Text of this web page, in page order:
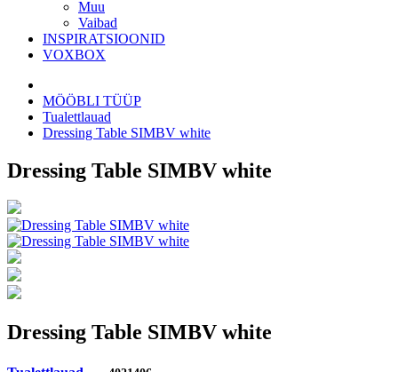
Muu
Vaibad
INSPIRATSIOONID
VOXBOX
MÖÖBLI TÜÜP
Tualettlauad
Dressing Table SIMBV white
Dressing Table SIMBV white
Dressing Table SIMBV white